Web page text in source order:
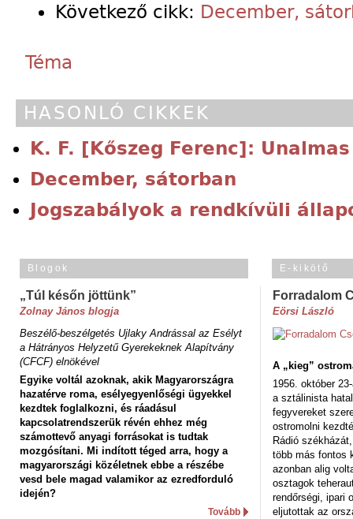
Következő cikk: December,
Téma
HASONLÓ CIKKEK
K. F. [Kőszeg Ferenc]:
December, sátorban
Jogszabályok a rendkívüli
Blogok
„Túl későn jöttünk”
Zolnay János blogja
Beszélő-beszélgetés Ujlaky Andrással az Esélyt
a Hátrányos Helyzetű Gyerekeknek Alapítvány
(CFCF) elnökével
Egyike voltál azoknak, akik Magyarországra
hazatérve roma, esélyegyenlőségi ügyekkel
kezdtek foglalkozni, és ráadásul
kapcsolatrendszerük révén ehhez még
számottevő anyagi forrásokat is tudtak
mozgósítani. Mi indított téged arra, hogy a
magyarországi közéletnek ebbe a részébe
vesd bele magad valamikor az ezredforduló
idején?
Tovább
E-kikötő
Forradalom
Eörsi László
A „kieg”
1956. október
a sztálinista
fegyvereket
ostromolni
Rádió
több más fontos
azonban alig
osztagok
rendőrségi, ipari
eljutottak az